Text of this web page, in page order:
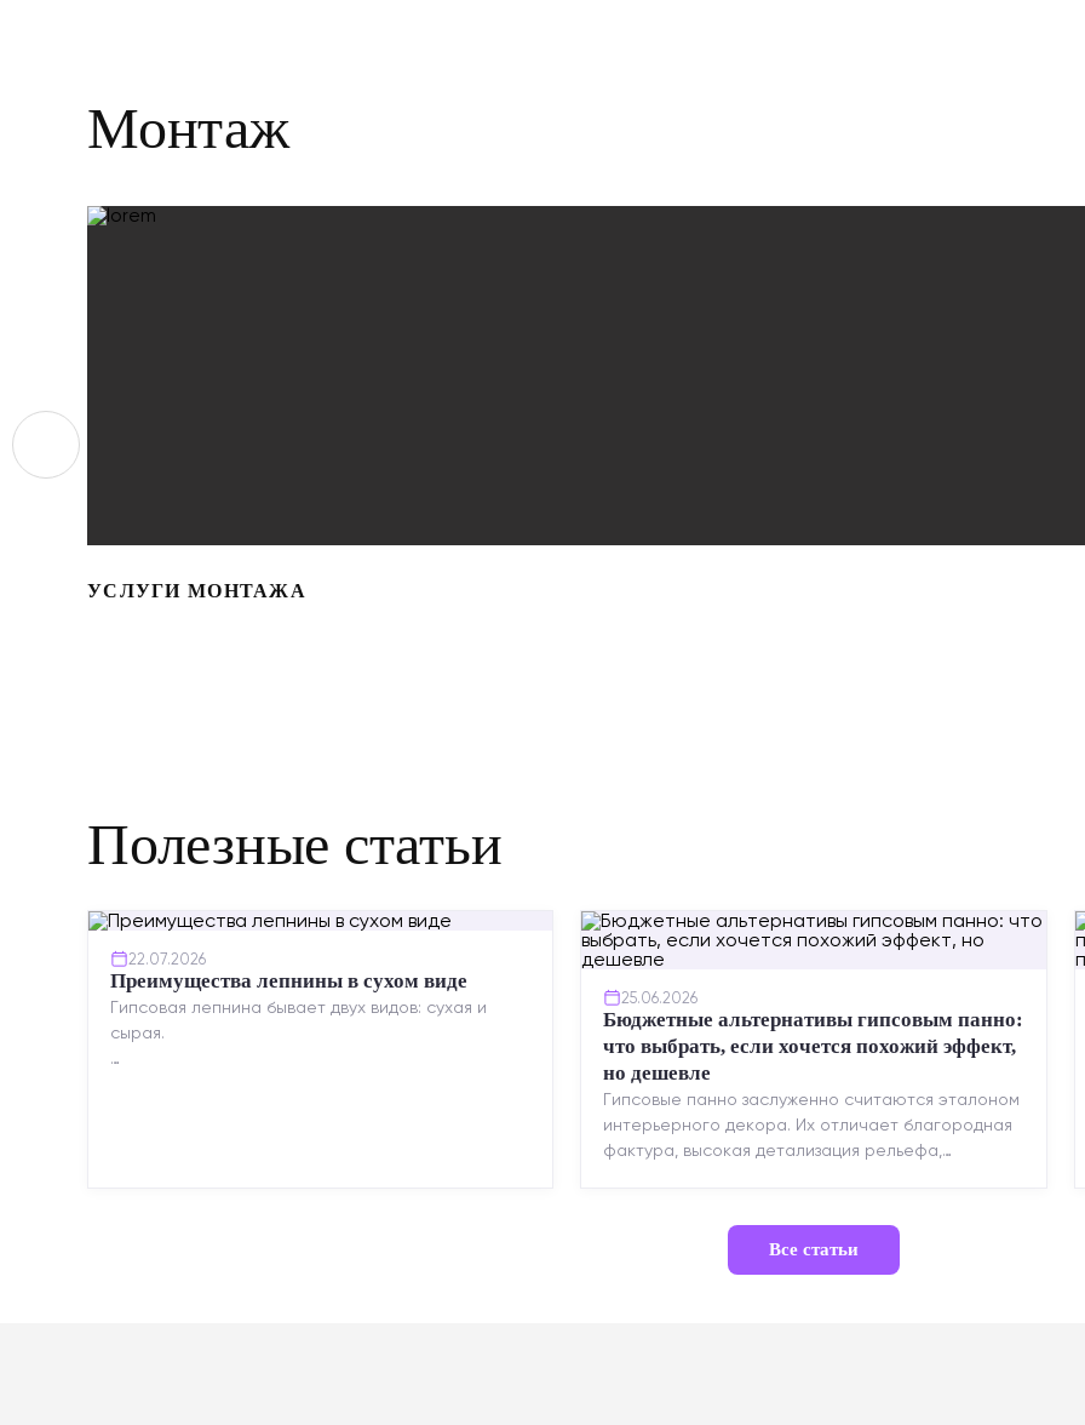
Монтаж
УСЛУГИ МОНТАЖА
Полезные статьи
22.07.2026
Преимущества лепнины в сухом виде
Гипсовая лепнина бывает двух видов: сухая и
сырая.
25.06.2026
Бюджетные альтернативы гипсовым панно:
что выбрать, если хочется похожий эффект,
но дешевле
Гипсовые панно заслуженно считаются эталоном
интерьерного декора. Их отличает благородная
фактура, высокая детализация рельефа,
Все статьи